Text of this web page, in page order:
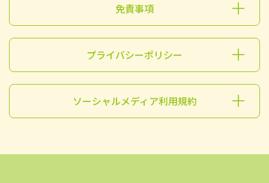
免責事項
プライバシーポリシー
ソーシャルメディア利用規約